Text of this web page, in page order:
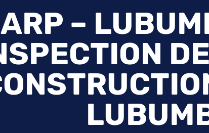
–